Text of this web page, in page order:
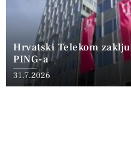
Hrvatski Telekom
PING-a
31.7.2026